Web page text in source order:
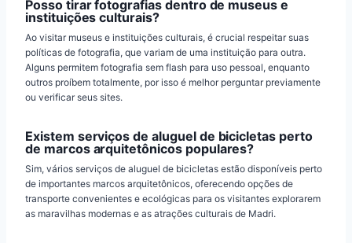
Posso tirar fotografias dentro de museus e
instituições culturais?
Ao visitar museus e instituições culturais, é crucial respeitar suas
políticas de fotografia, que variam de uma instituição para outra.
Alguns permitem fotografia sem flash para uso pessoal, enquanto
outros proíbem totalmente, por isso é melhor perguntar previamente
ou verificar seus sites.
Existem serviços de aluguel de bicicletas perto
de marcos arquitetônicos populares?
Sim, vários serviços de aluguel de bicicletas estão disponíveis perto
de importantes marcos arquitetônicos, oferecendo opções de
transporte convenientes e ecológicas para os visitantes explorarem
as maravilhas modernas e as atrações culturais de Madri.